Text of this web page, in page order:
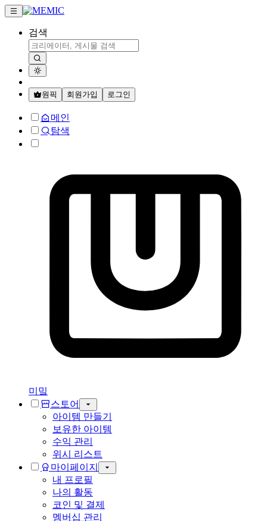
검색
원픽 회원가입 로그인
메인
탐색
미밐
스토어
아이템 만들기
보유한 아이템
수익 관리
위시 리스트
마이페이지
내 프로필
나의 활동
코인 및 결제
멤버십 관리